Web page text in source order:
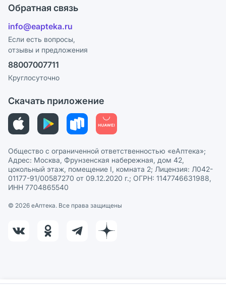
Ответы на вопросы
Блог
Поставщики
Лицензия
Реклама на сайте
Ваши товары на ЕАПТЕКЕ
Программа СберСпасибо
Политика конфиденциальности
Пользовательское соглашение
Политика рекомендаций
Этика и соответствие
Политика в отношении обработки персональных данных
Обратная связь
info@eapteka.ru
Если есть вопросы,
отзывы и предложения
88007007711
Круглосуточно
Скачать приложение
Общество с ограниченной ответственностью «еАптека»;
Адрес: Москва, Фрунзенская набережная, дом 42,
цокольный этаж, помещение I, комната 2; Лицензия: Л042-
01177-91/00587270 от 09.12.2020 г.; ОГРН: 1147746631988,
ИНН 7704865540
© 2026 eАптека. Все права защищены